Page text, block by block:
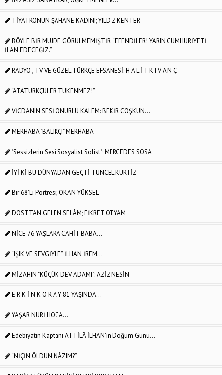
TİYATRONUN ŞAHANE KADINI; YILDIZ KENTER
BÖYLE BİR MÜJDE GÖRÜLMEMİŞTİR; “EFENDİLER! YARIN CUMHURİYETİ
İLAN EDECEĞİZ.”
RADYO , TV VE GÜZEL TÜRKÇE EFSANESİ: H A L İ T K I V A N Ç
“ATATÜRKÇÜLER TÜKENMEZ!”
VİCDANIN SESİ ONURLU KALEM: BEKİR COŞKUN...
MERHABA "BALIKÇI" MERHABA
"Sessizlerin Sesi Sosyalist Solist"; MERCEDES SOSA
İYİ Kİ BU DÜNYADAN GEÇTİ TUNCEL KURTİZ
Bir 68'li Portresi; OKAN YÜKSEL
DOSTTAN GELEN SELÂM; FİKRET OTYAM
NİCE 76 YAŞLARA CAHİT BABA...
“IŞIK VE SEVGİYLE” İLHAN İREM...
MİZAHIN "KÜÇÜK DEV ADAMI": AZİZ NESİN
E R K İ N K O R A Y 81 YAŞINDA...
YAŞAR NURİ HOCA...
Edebiyatın Kaptanı ATTİLÂ İLHAN'ın Doğum Günü...
“NİÇİN ÖLDÜN NÂZIM?”